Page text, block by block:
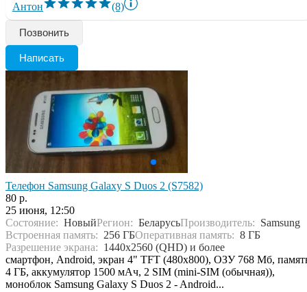
Антон (8)
Позвонить
Написать
Телефон Samsung Galaxy S Duos 2 (S7582)
80 р.
25 июня, 12:50
Состояние: НовыйРегион: БеларусьПроизводитель: Samsung
Встроенная память: 256 ГБОперативная память: 8 ГБ
Разрешение экрана: 1440x2560 (QHD) и более
смартфон, Android, экран 4" TFT (480x800), ОЗУ 768 Мб,
4 ГБ, аккумулятор 1500 мАч, 2 SIM (mini-SIM (обычная)),
моноблок Samsung Galaxy S Duos 2 - Android...